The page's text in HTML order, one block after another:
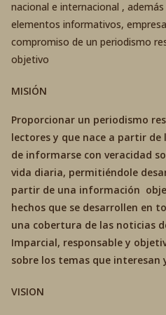
nacional e internacional ,
elementos informativos,
compromiso de un periodismo
objetivo
MISIÓN
Proporcionar un periodismo
lectores y que nace a partir de
de informarse con veracidad
vida diaria, permitiéndole
partir de una información
hechos que se desarrollen en
una cobertura de las noticias
Imparcial, responsable y
sobre los temas que interesan
VISION